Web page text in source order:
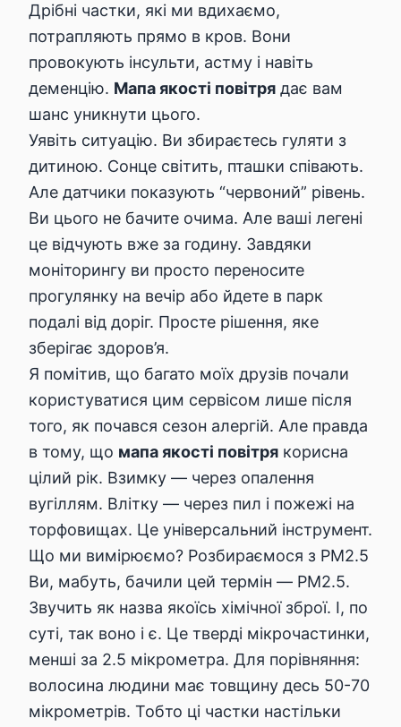
Дрібні частки, які ми вдихаємо,
потрапляють прямо в кров. Вони
провокують інсульти, астму і навіть
деменцію. Мапа якості повітря дає вам
шанс уникнути цього.
Уявіть ситуацію. Ви збираєтесь гуляти з
дитиною. Сонце світить, пташки співають.
Але датчики показують “червоний” рівень.
Ви цього не бачите очима. Але ваші легені
це відчують вже за годину. Завдяки
моніторингу ви просто переносите
прогулянку на вечір або йдете в парк
подалі від доріг. Просте рішення, яке
зберігає здоров’я.
Я помітив, що багато моїх друзів почали
користуватися цим сервісом лише після
того, як почався сезон алергій. Але правда
в тому, що мапа якості повітря корисна
цілий рік. Взимку — через опалення
вугіллям. Влітку — через пил і пожежі на
торфовищах. Це універсальний інструмент.
Що ми вимірюємо? Розбираємося з PM2.5
Ви, мабуть, бачили цей термін — PM2.5.
Звучить як назва якоїсь хімічної зброї. І, по
суті, так воно і є. Це тверді мікрочастинки,
менші за 2.5 мікрометра. Для порівняння:
волосина людини має товщину десь 50-70
мікрометрів. Тобто ці частки настільки